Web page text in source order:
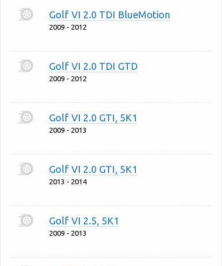
Golf VI 2.0 TDI BlueMotion
2009 - 2012
Golf VI 2.0 TDI GTD
2009 - 2012
Golf VI 2.0 GTI, 5K1
2009 - 2013
Golf VI 2.0 GTI, 5K1
2013 - 2014
Golf VI 2.5, 5K1
2009 - 2013